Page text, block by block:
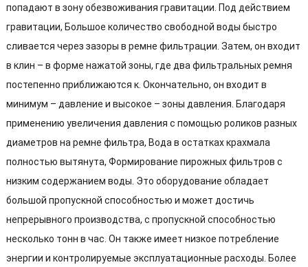
попадают в зону обезвоживания гравитации. Под действием
гравитации, Большое количество свободной воды быстро
сливается через зазоры в ремне фильтрации. Затем, он входит
в клин – в форме нажатой зоны, где два фильтральных ремня
постепенно приближаются к. Окончательно, он входит в
минимум – давление и высокое – зоны давления. Благодаря
применению увеличения давления с помощью роликов разных
диаметров на ремне фильтра, Вода в остатках крахмала
полностью вытянута, Формирование пирожных фильтров с
низким содержанием воды. Это оборудование обладает
большой пропускной способностью и может достичь
непрерывного производства, с пропускной способностью
несколько тонн в час. Он также имеет низкое потребление
энергии и контролируемые эксплуатационные расходы. Более